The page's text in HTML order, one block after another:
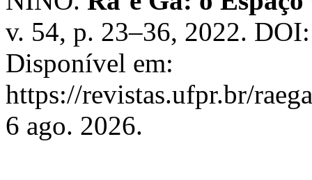
v. 54, p. 23–36, 2022.
Disponível em:
https://revistas.ufpr.br/
6 ago. 2026.